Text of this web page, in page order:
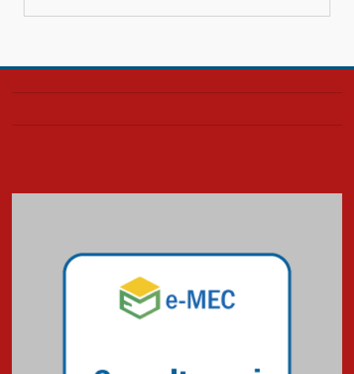
04.08.2026